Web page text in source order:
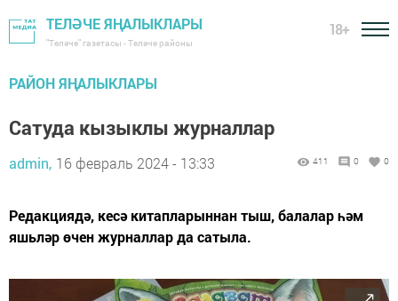
ТЕЛӘЧЕ ЯҢАЛЫКЛАРЫ
"Теләче" газетасы - Теләче районы
18+
РАЙОН ЯҢАЛЫКЛАРЫ
Сатуда кызыклы журналлар
admin, 16 февраль 2024 - 13:33 411 0 0
Редакциядә, кесә китапларыннан тыш, балалар һәм
яшьләр өчен журналлар да сатыла.